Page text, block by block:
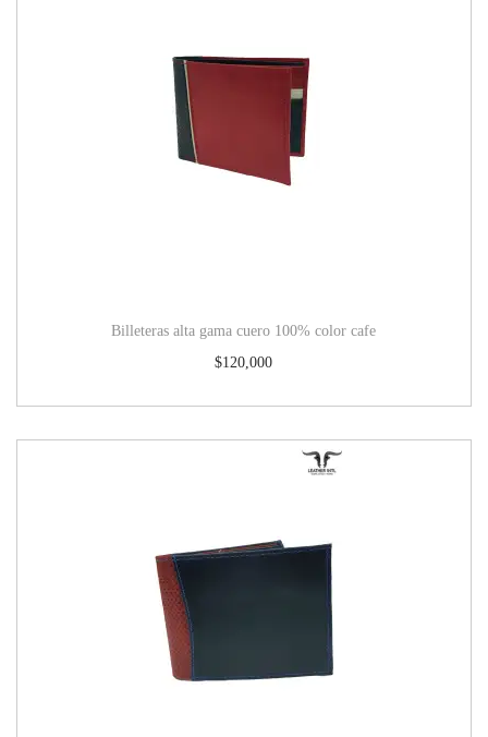
Billeteras alta gama cuero 100% color cafe
$120,000